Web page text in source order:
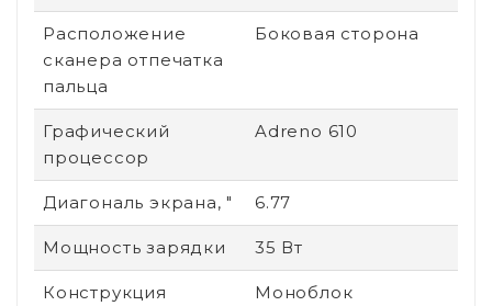
Расположение
сканера отпечатка
пальца
Боковая сторона
Графический
процессор
Adreno 610
Диагональ экрана, " 6.77
Мощность зарядки 35 Вт
Конструкция
Моноблок